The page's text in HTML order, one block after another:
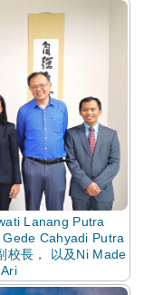
Lanang Putra
Cahyadi Putra
校長， 以及Ni Made